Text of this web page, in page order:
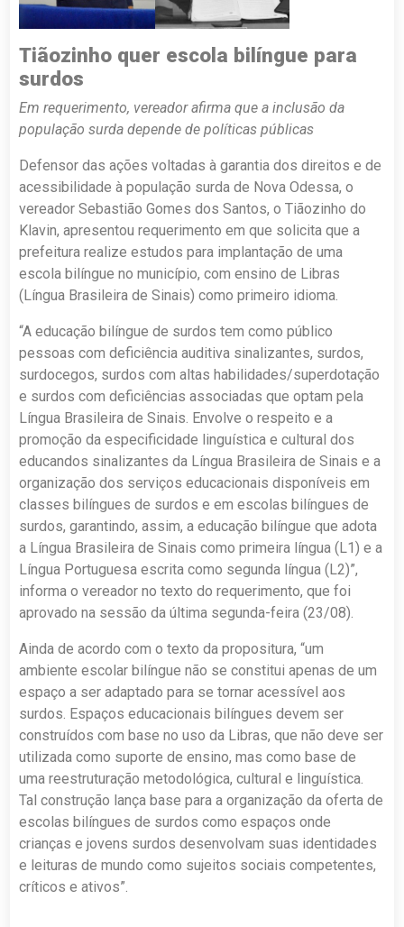
Tiãozinho quer escola bilíngue para
surdos
Em requerimento, vereador afirma que a inclusão da
população surda depende de políticas públicas
Defensor das ações voltadas à garantia dos direitos e de
acessibilidade à população surda de Nova Odessa, o
vereador Sebastião Gomes dos Santos, o Tiãozinho do
Klavin, apresentou requerimento em que solicita que a
prefeitura realize estudos para implantação de uma
escola bilíngue no município, com ensino de Libras
(Língua Brasileira de Sinais) como primeiro idioma.
“A educação bilíngue de surdos tem como público
pessoas com deficiência auditiva sinalizantes, surdos,
surdocegos, surdos com altas habilidades/superdotação
e surdos com deficiências associadas que optam pela
Língua Brasileira de Sinais. Envolve o respeito e a
promoção da especificidade linguística e cultural dos
educandos sinalizantes da Língua Brasileira de Sinais e a
organização dos serviços educacionais disponíveis em
classes bilíngues de surdos e em escolas bilíngues de
surdos, garantindo, assim, a educação bilíngue que adota
a Língua Brasileira de Sinais como primeira língua (L1) e a
Língua Portuguesa escrita como segunda língua (L2)”,
informa o vereador no texto do requerimento, que foi
aprovado na sessão da última segunda-feira (23/08).
Ainda de acordo com o texto da propositura, “um
ambiente escolar bilíngue não se constitui apenas de um
espaço a ser adaptado para se tornar acessível aos
surdos. Espaços educacionais bilíngues devem ser
construídos com base no uso da Libras, que não deve ser
utilizada como suporte de ensino, mas como base de
uma reestruturação metodológica, cultural e linguística.
Tal construção lança base para a organização da oferta de
escolas bilíngues de surdos como espaços onde
crianças e jovens surdos desenvolvam suas identidades
e leituras de mundo como sujeitos sociais competentes,
críticos e ativos”.